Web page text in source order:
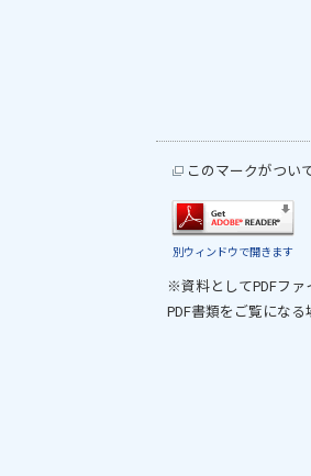
このマークがつい
別ウィンドウで開きます
※資料としてPDFファ
PDF書類をご覧になる